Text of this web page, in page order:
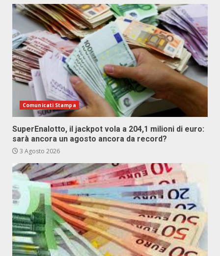
Comunicati Stampa
SuperEnalotto, il jackpot vola a 204,1 milioni di euro:
sarà ancora un agosto ancora da record?
3 Agosto 2026